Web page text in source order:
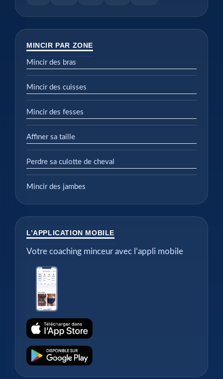
MINCIR PAR ZONE
Mincir des bras
Mincir des cuisses
Mincir des fesses
Affiner sa taille
Perdre sa culotte de cheval
Mincir des jambes
L’APPLICATION MOBILE
Votre coaching minceur avec l’appli mobile